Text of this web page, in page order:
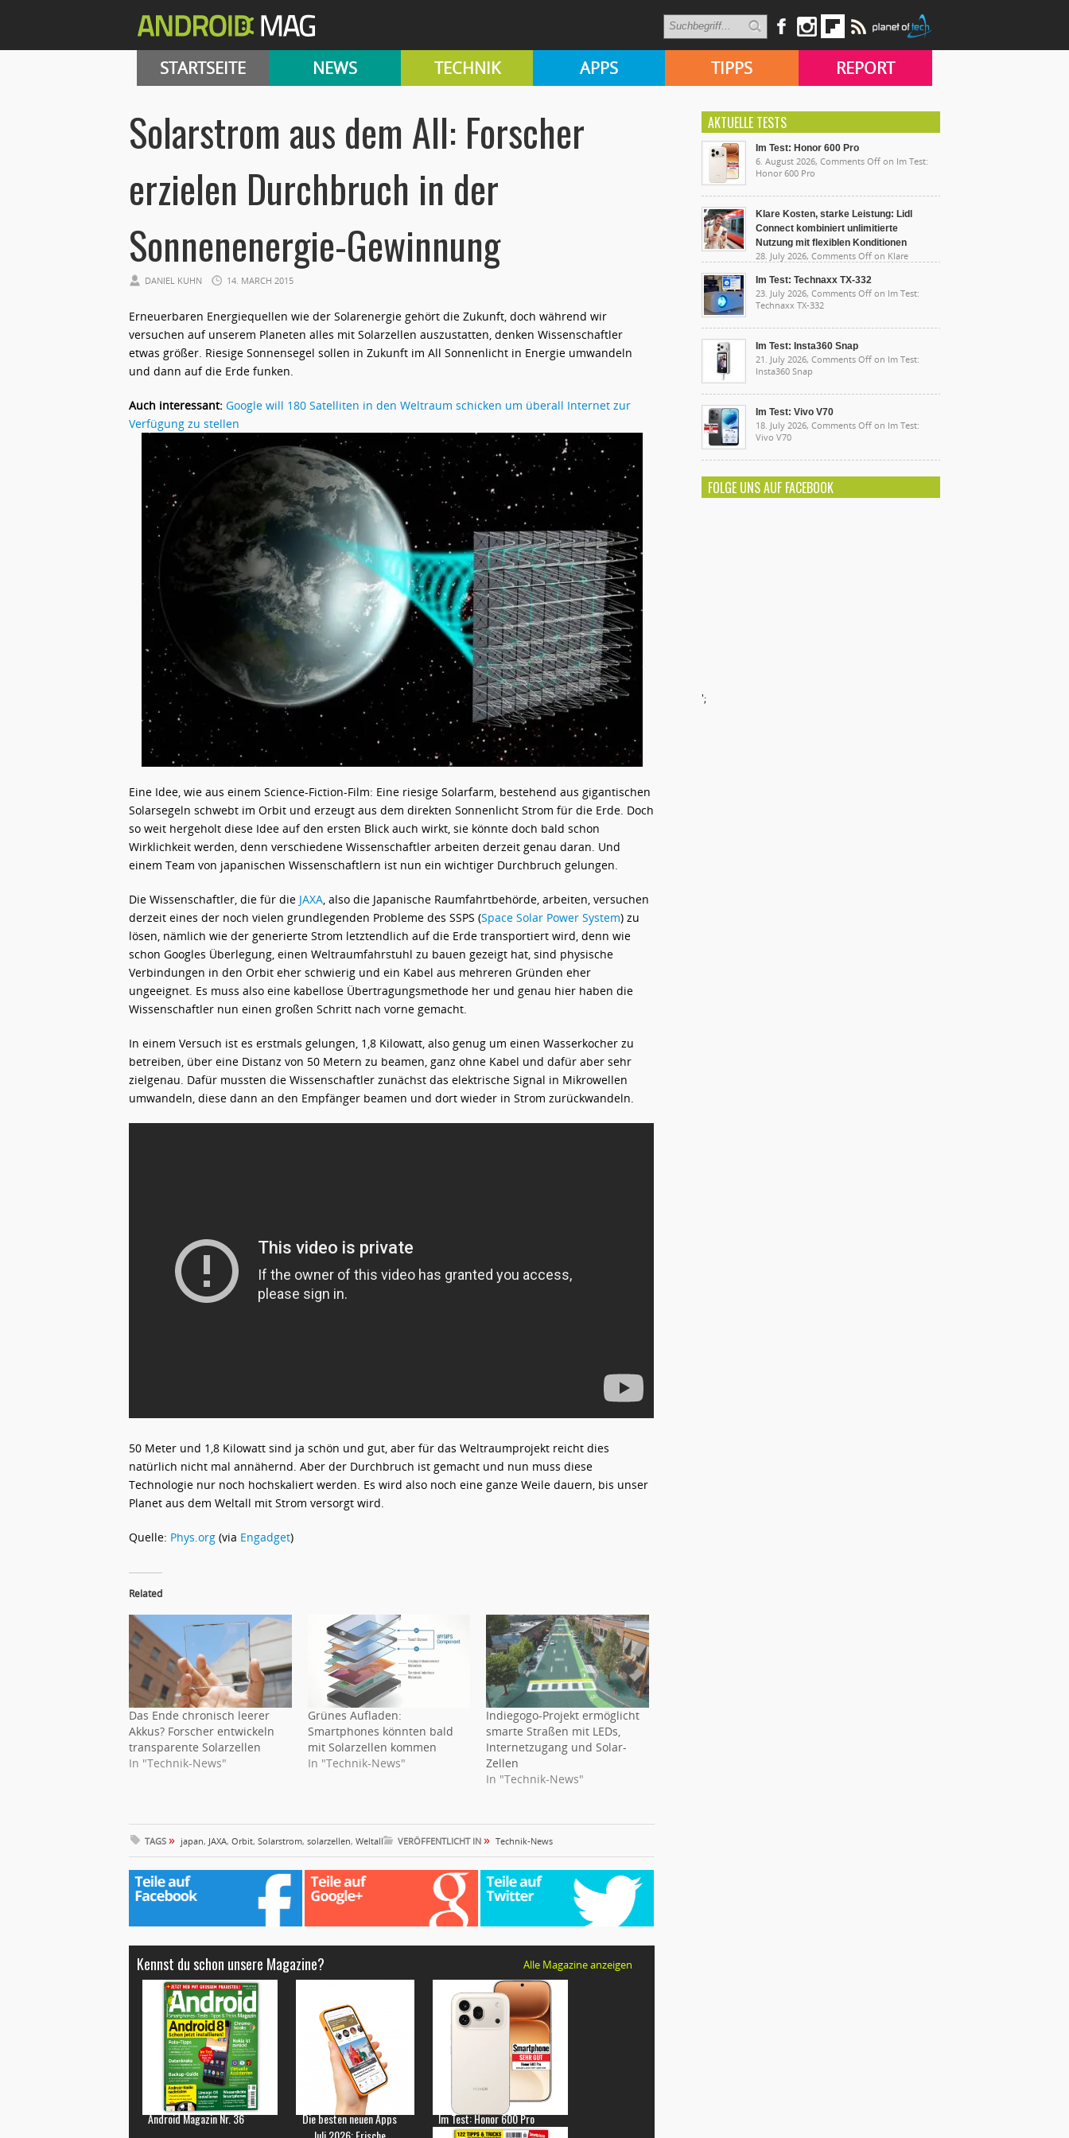
STARTSEITE NEWS TECHNIK APPS TIPPS REPORT
Solarstrom aus dem All: Forscher
erzielen Durchbruch in der
Sonnenenergie-Gewinnung
DANIEL KUHN 14. MARCH 2015
Erneuerbaren Energiequellen wie der Solarenergie gehört die Zukunft, doch während wir
versuchen auf unserem Planeten alles mit Solarzellen auszustatten, denken Wissenschaftler
etwas größer. Riesige Sonnensegel sollen in Zukunft im All Sonnenlicht in Energie umwandeln
und dann auf die Erde funken.
Auch interessant: Google will 180 Satelliten in den Weltraum schicken um überall Internet zur
Verfügung zu stellen
Eine Idee, wie aus einem Science-Fiction-Film: Eine riesige Solarfarm, bestehend aus gigantischen
Solarsegeln schwebt im Orbit und erzeugt aus dem direkten Sonnenlicht Strom für die Erde. Doch
so weit hergeholt diese Idee auf den ersten Blick auch wirkt, sie könnte doch bald schon
Wirklichkeit werden, denn verschiedene Wissenschaftler arbeiten derzeit genau daran. Und
einem Team von japanischen Wissenschaftlern ist nun ein wichtiger Durchbruch gelungen.
Die Wissenschaftler, die für die JAXA, also die Japanische Raumfahrtbehörde, arbeiten, versuchen
derzeit eines der noch vielen grundlegenden Probleme des SSPS (Space Solar Power System) zu
lösen, nämlich wie der generierte Strom letztendlich auf die Erde transportiert wird, denn wie
schon Googles Überlegung, einen Weltraumfahrstuhl zu bauen gezeigt hat, sind physische
Verbindungen in den Orbit eher schwierig und ein Kabel aus mehreren Gründen eher
ungeeignet. Es muss also eine kabellose Übertragungsmethode her und genau hier haben die
Wissenschaftler nun einen großen Schritt nach vorne gemacht.
In einem Versuch ist es erstmals gelungen, 1,8 Kilowatt, also genug um einen Wasserkocher zu
betreiben, über eine Distanz von 50 Metern zu beamen, ganz ohne Kabel und dafür aber sehr
zielgenau. Dafür mussten die Wissenschaftler zunächst das elektrische Signal in Mikrowellen
umwandeln, diese dann an den Empfänger beamen und dort wieder in Strom zurückwandeln.
50 Meter und 1,8 Kilowatt sind ja schön und gut, aber für das Weltraumprojekt reicht dies
natürlich nicht mal annähernd. Aber der Durchbruch ist gemacht und nun muss diese
Technologie nur noch hochskaliert werden. Es wird also noch eine ganze Weile dauern, bis unser
Planet aus dem Weltall mit Strom versorgt wird.
Quelle: Phys.org (via Engadget)
Related
Das Ende chronisch leerer
Akkus? Forscher entwickeln
transparente Solarzellen
In "Technik-News"
Grünes Aufladen:
Smartphones könnten bald
mit Solarzellen kommen
In "Technik-News"
Indiegogo-Projekt ermöglicht
smarte Straßen mit LEDs,
Internetzugang und Solar-
Zellen
In "Technik-News"
TAGS » japan, JAXA, Orbit, Solarstrom, solarzellen, Weltall VERÖFFENTLICHT IN » Technik-News
Kennst du schon unsere Magazine? Alle Magazine anzeigen
Android Magazin Nr. 36
Die besten neuen Apps
Im Test: Honor 600 Pro
AKTUELLE TESTS
Im Test: Honor 600 Pro
6. August 2026, Comments Off on Im Test:
Honor 600 Pro
Klare Kosten, starke Leistung: Lidl
Connect kombiniert unlimitierte
Nutzung mit flexiblen Konditionen
28. July 2026, Comments Off on Klare
unlimitierte Nutzung mit flexiblen Konditionen
Im Test: Technaxx TX-332
23. July 2026, Comments Off on Im Test:
Technaxx TX-332
Im Test: Insta360 Snap
21. July 2026, Comments Off on Im Test:
Insta360 Snap
Im Test: Vivo V70
18. July 2026, Comments Off on Im Test:
Vivo V70
FOLGE UNS AUF FACEBOOK
';